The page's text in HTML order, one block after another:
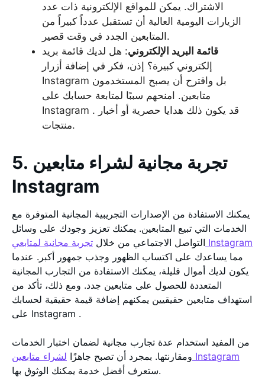
الاشتراك. يمكن للمواقع الإلكترونية ذات عدد
الزيارات اليومية العالية أن تستقبل عدداً كبيراً من
المتابعين الجدد في وقت قصير.
قائمة البريد الإلكتروني: هل لديك قائمة بريد
إلكتروني كبيرة؟ إذن، فكر في إضافة أزرار
Instagram بل واقترح أن يصبح المستخدمون
متابعين. امنحهم سببًا لمتابعة حسابك على
Instagram . قد يكون ذلك هدايا حصرية أو أخبار
منتجات.
5. تجربة مجانية لشراء متابعين
Instagram
يمكنك الاستفادة من الإصدارات التجريبية المجانية المتوفرة مع
الخدمات التي تبيع المتابعين. يمكنك تعزيز وجودك على وسائل
التواصل الاجتماعي من خلال تجربة مجانية لمتابعي Instagram
مما يساعدك على اكتساب الظهور وجذب جمهور أكبر. عندما
يكون لديك أموال قليلة، يمكنك الاستفادة من التجارب المجانية
المتعددة للحصول على متابعين جدد. ومع ذلك، تأكد من
استهداف متابعين حقيقيين يمكنهم إضافة قيمة حقيقية لحسابك
على Instagram .
من المفيد استخدام عدة تجارب مجانية لضمان اختبار الخدمات
ومقارنتها. بمجرد أن تصبح جاهزًا لشراء متابعين Instagram
ستعرف أفضل خدمة يمكنك الوثوق بها.